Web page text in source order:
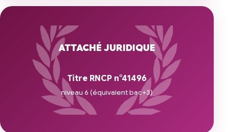
ATTACHÉ JURIDIQUE
Titre RNCP n°41496
niveau 6 (équivalent bac+3)